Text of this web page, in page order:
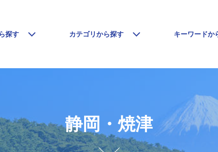
探す カテゴリから探す キーワードか
静岡・焼津